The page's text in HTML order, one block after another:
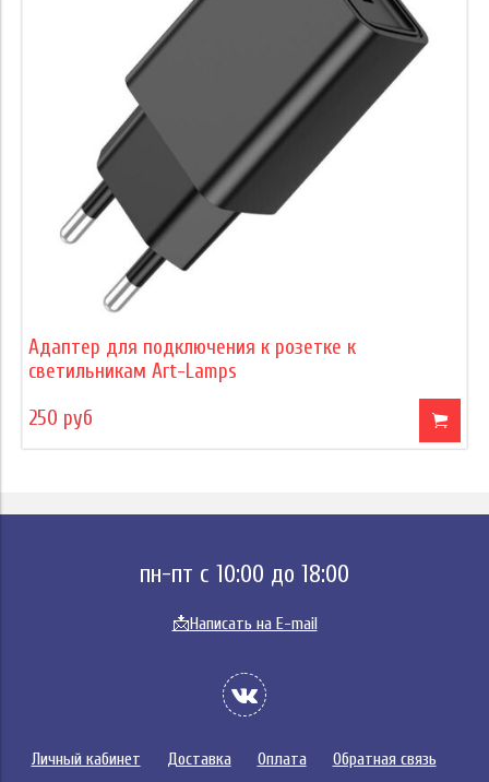
Адаптер для подключения к розетке к
светильникам Art-Lamps
250 руб
пн-пт с 10:00 до 18:00
📩Написать на E-mail
Личный кабинет Доставка Оплата
Обратная связь